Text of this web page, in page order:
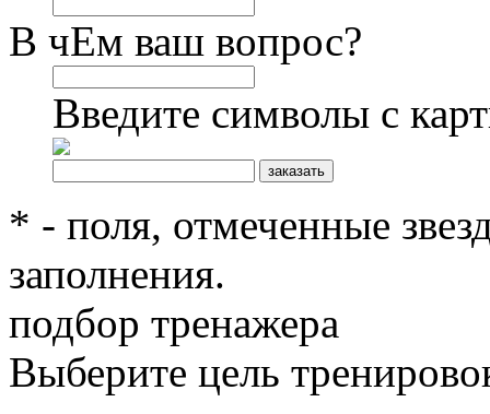
В чЕм ваш вопрос?
Введите символы с
* - поля, отмеченные
заполнения.
подбор тренажера
Выберите цель